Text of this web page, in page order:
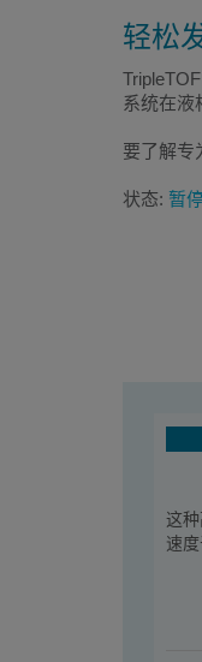
轻松
系统在液
要了解专
状态: 暂
这
速